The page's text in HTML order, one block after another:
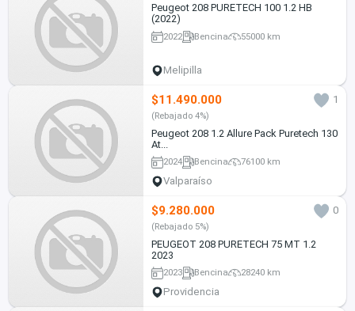
Peugeot 208 PURETECH 100 1.2 HB
(2022)
2022 Bencina 55000 km
Melipilla
$11.490.000 1
(Rebajado 4%)
Peugeot 208 1.2 Allure Pack Puretech 130
At...
2024 Bencina 76100 km
Valparaíso
$9.280.000 0
(Rebajado 5%)
PEUGEOT 208 PURETECH 75 MT 1.2
2023
2023 Bencina 28240 km
Providencia